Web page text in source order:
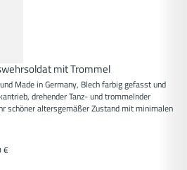
mit Trommel
Made in Germany, Blech farbig gefasst und
drehender Tanz- und trommelnder
schöner altersgemäßer Zustand mit minimalen
€